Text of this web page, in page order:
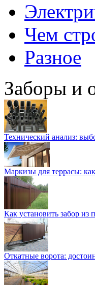
Чем
Разное
Заборы и
Технический анализ:
Маркизы для террасы:
Как установить забор из
Откатные ворота: